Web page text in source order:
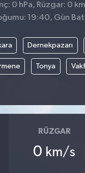
0 hPa, Rüzgar: 0
19:40, Gün
Dernekpazarı
Tonya
RÜZGAR
0 km/s